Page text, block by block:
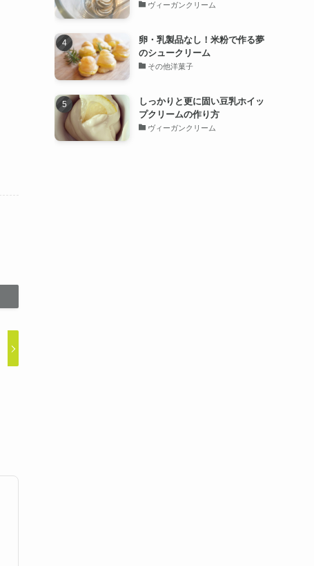
ヴィーガンクリーム
卵・乳製品なし！米粉で作る夢
のシュークリーム
その他洋菓子
しっかりと更に固い豆乳ホイッ
プクリームの作り方
ヴィーガンクリーム